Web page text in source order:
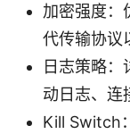
加密强度：
代传输协议
日志策略：
动日志、连
Kill Switch